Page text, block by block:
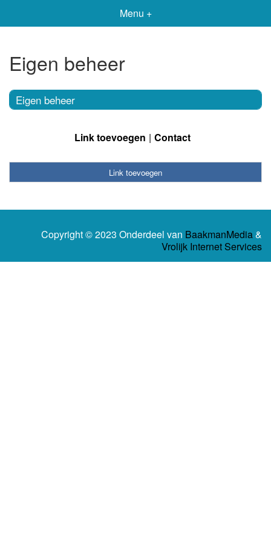
Menu +
Eigen beheer
Eigen beheer
Link toevoegen Contact
Link toevoegen
Copyright © 2023 Onderdeel van BaakmanMedia&
Vrolijk Internet Services